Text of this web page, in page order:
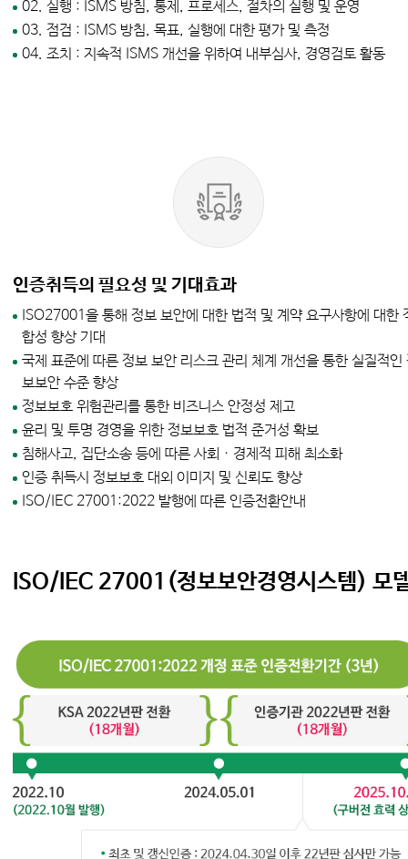
02. 실행 : ISMS 방침, 통제, 프로세스, 절차의 실행 및 운영
03. 점검 : ISMS 방침, 목표, 실행에 대한 평가 및 측정
04. 조치 : 지속적 ISMS 개선을 위하여 내부심사, 경영검토 활동
인증취득의 필요성 및 기대효과
ISO27001을 통해 정보 보안에 대한 법적 및 계약 요구사항에 대한
합성 향상 기대
국제 표준에 따른 정보 보안 리스크 관리 체계 개선을 통한 실질적인
보보안 수준 향상
정보보호 위험관리를 통한 비즈니스 안정성 제고
윤리 및 투명 경영을 위한 정보보호 법적 준거성 확보
침해사고, 집단소송 등에 따른 사회 · 경제적 피해 최소화
인증 취득시 정보보호 대외 이미지 및 신뢰도 향상
ISO/IEC 27001:2022 발행에 따른 인증전환안내
ISO/IEC 27001(정보보안경영시스템) 모